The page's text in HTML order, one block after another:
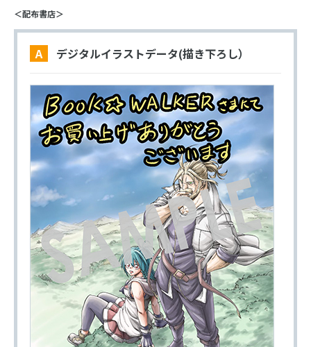
＜配布書店＞
A デジタルイラストデータ(描き下ろし）